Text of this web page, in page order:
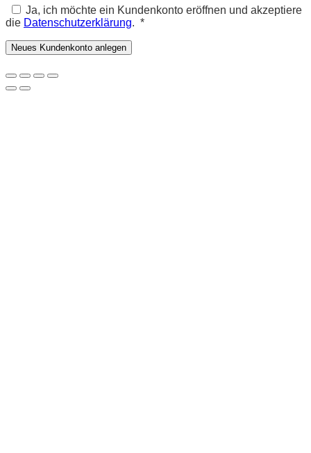
Ja, ich möchte ein Kundenkonto eröffnen und akzeptiere
die Datenschutzerklärung. *Erforderlich
Neues Kundenkonto anlegen